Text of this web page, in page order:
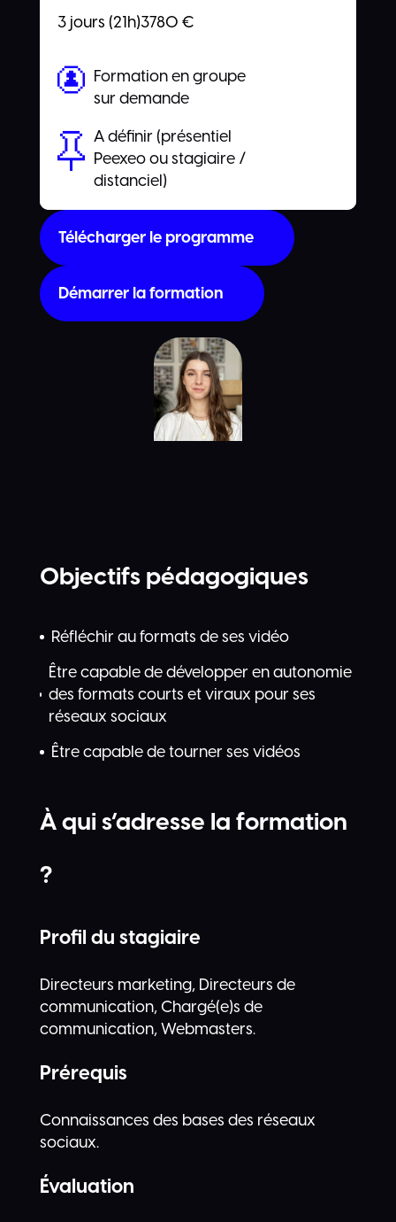
3 jours (21h)3780 €
Formation en groupe
sur demande
A définir (présentiel
Peexeo ou stagiaire /
distanciel)
Télécharger le programme
Démarrer la formation
Objectifs pédagogiques
Réfléchir au formats de ses vidéo
Être capable de développer en autonomie
des formats courts et viraux pour ses
réseaux sociaux
Être capable de tourner ses vidéos
À qui s’adresse la formation
?
Profil du stagiaire
Directeurs marketing, Directeurs de
communication, Chargé(e)s de
communication, Webmasters.
Prérequis
Connaissances des bases des réseaux
sociaux.
Évaluation